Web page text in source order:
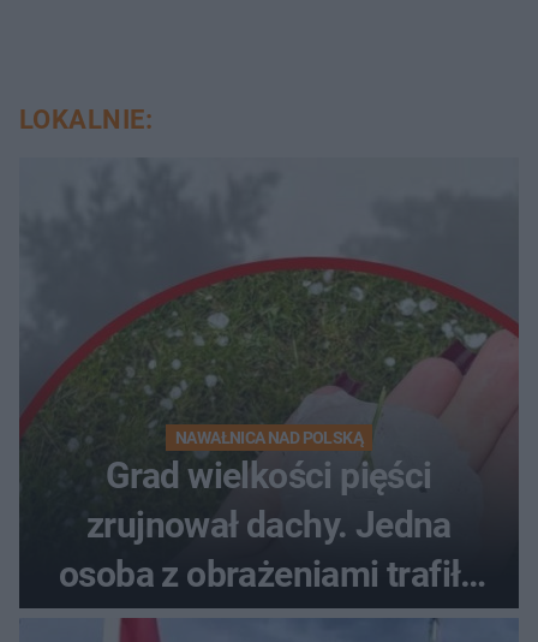
LOKALNIE:
NAWAŁNICA NAD POLSKĄ
Grad wielkości pięści
zrujnował dachy. Jedna
osoba z obrażeniami trafiła
do szpitala